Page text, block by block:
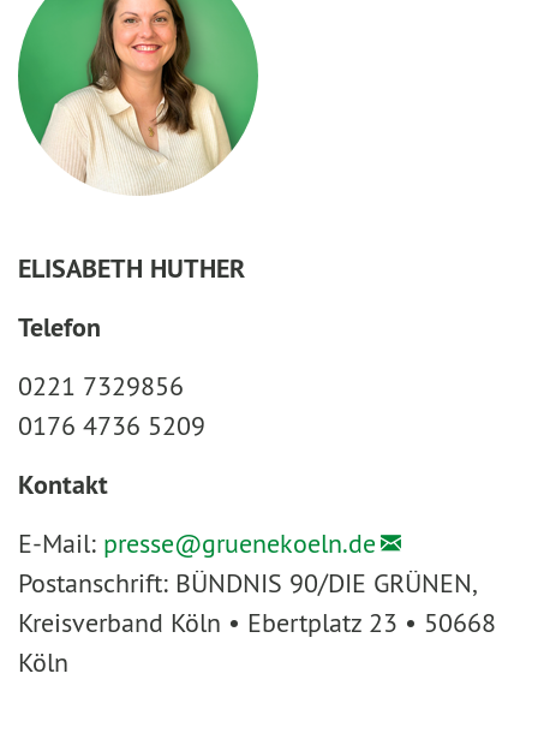
ELISABETH HUTHER
Telefon
0221 7329856
0176 4736 5209
Kontakt
E-Mail: presse@gruenekoeln.de
Postanschrift: BÜNDNIS 90/DIE GRÜNEN,
Kreisverband Köln • Ebertplatz 23 • 50668
Köln